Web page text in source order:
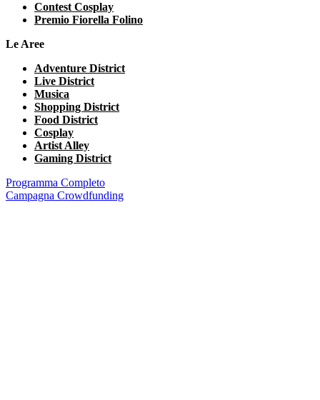
Contest Cosplay
Premio Fiorella Folino
Le Aree
Adventure District
Live District
Musica
Shopping District
Food District
Cosplay
Artist Alley
Gaming District
Programma Completo
Campagna Crowdfunding